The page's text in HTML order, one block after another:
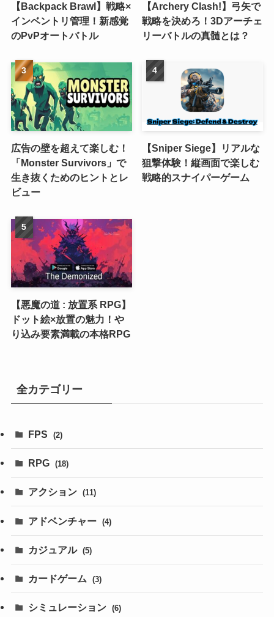
【Backpack Brawl】戦略×
インベントリ管理！新感覚
のPvPオートバトル
【Archery Clash!】弓矢で
戦略を決めろ！3Dアーチェ
リーバトルの真髄とは？
広告の壁を超えて楽しむ！
「Monster Survivors」で
生き抜くためのヒントとレ
ビュー
【Sniper Siege】リアルな
狙撃体験！縦画面で楽しむ
戦略的スナイパーゲーム
【悪魔の道 : 放置系 RPG】
ドット絵×放置の魅力！や
り込み要素満載の本格RPG
全カテゴリー
FPS (2)
RPG (18)
アクション (11)
アドベンチャー (4)
カジュアル (5)
カードゲーム (3)
シミュレーション (6)